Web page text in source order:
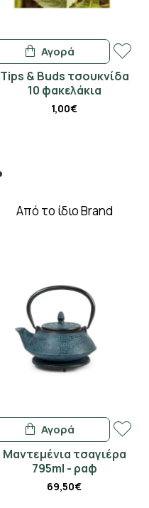
Tips & Buds τσουκνίδα
10 φακελάκια
1,00€
Αγορά
Από το ίδιο Brand
Μαντεμένια τσαγιέρα
795ml - ραφ
69,50€
Αγορά